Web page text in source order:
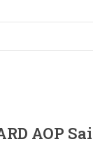
AOP